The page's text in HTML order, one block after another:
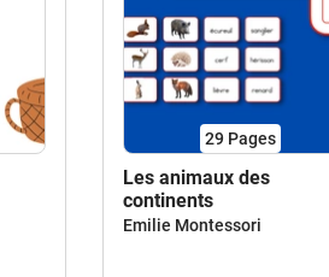
29 Pages
Les animaux des
continents
Emilie Montessori